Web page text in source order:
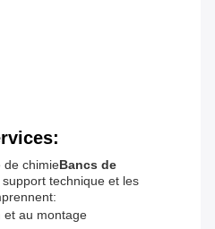
de chimieBancs de
support technique et les
et au montage